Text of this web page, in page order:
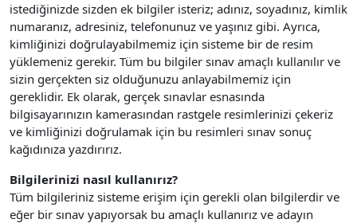
istediğinizde sizden ek bilgiler isteriz; adınız, soyadınız, kimlik
numaranız, adresiniz, telefonunuz ve yaşınız gibi. Ayrıca,
kimliğinizi doğrulayabilmemiz için sisteme bir de resim
yüklemeniz gerekir. Tüm bu bilgiler sınav amaçlı kullanılır ve
sizin gerçekten siz olduğunuzu anlayabilmemiz için
gereklidir. Ek olarak, gerçek sınavlar esnasında
bilgisayarınızın kamerasından rastgele resimlerinizi çekeriz
ve kimliğinizi doğrulamak için bu resimleri sınav sonuç
kağıdınıza yazdırırız.
Bilgilerinizi nasıl kullanırız?
Tüm bilgileriniz sisteme erişim için gerekli olan bilgilerdir ve
eğer bir sınav yapıyorsak bu amaçlı kullanırız ve adayın